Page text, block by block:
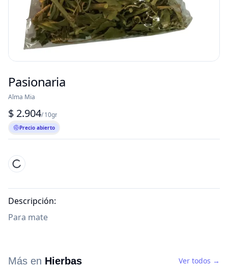
Pasionaria
Alma Mia
$ 2.904/ 10gr
Precio abierto
Descripción:
Para mate
Más en Hierbas Ver todos →